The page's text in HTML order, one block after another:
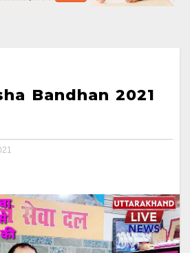
Bandhan 2021